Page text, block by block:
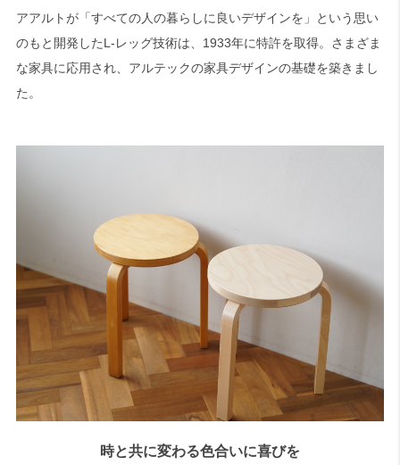
アアルトが「すべての人の暮らしに良いデザインを」という思い
のもと開発したL-レッグ技術は、1933年に特許を取得。さまざま
な家具に応用され、アルテックの家具デザインの基礎を築きまし
た。
時と共に変わる色合いに喜びを